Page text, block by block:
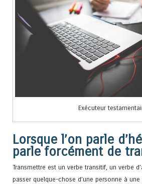
Exécuteur
Lorsque l’on parle
parle forcément de
Transmettre est un verbe transitif, un verbe
passer quelque-chose d’une personne à